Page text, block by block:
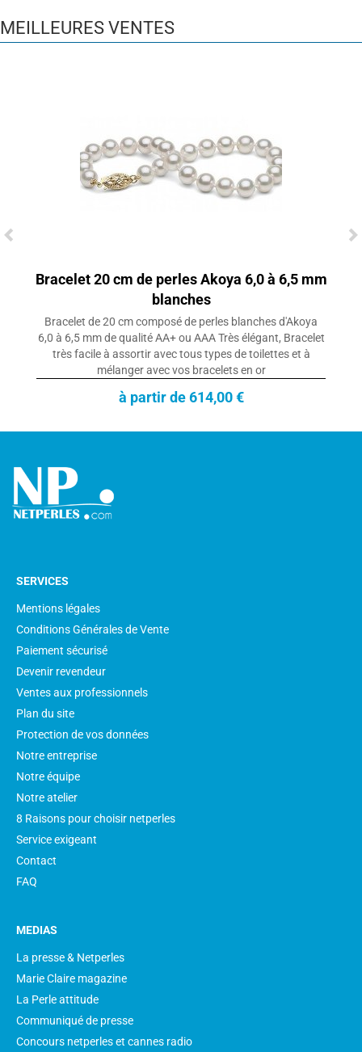
MEILLEURES VENTES
Bracelet 20 cm de perles Akoya 6,0 à 6,5 mm
blanches
Bracelet de 20 cm composé de perles blanches d'Akoya
6,0 à 6,5 mm de qualité AA+ ou AAA Très élégant, Bracelet
très facile à assortir avec tous types de toilettes et à
mélanger avec vos bracelets en or
à partir de 614,00 €
SERVICES
Mentions légales
Conditions Générales de Vente
Paiement sécurisé
Devenir revendeur
Ventes aux professionnels
Plan du site
Protection de vos données
Notre entreprise
Notre équipe
Notre atelier
8 Raisons pour choisir netperles
Service exigeant
Contact
FAQ
MEDIAS
La presse & Netperles
Marie Claire magazine
La Perle attitude
Communiqué de presse
Concours netperles et cannes radio